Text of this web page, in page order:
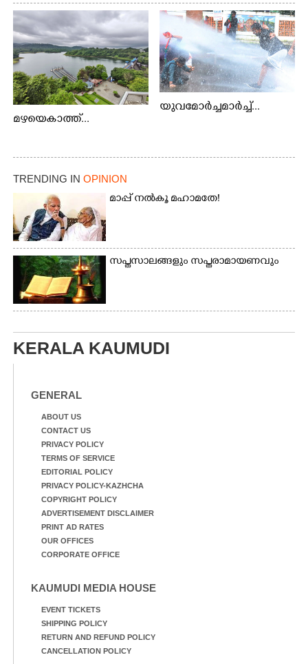
മഴയെകാത്ത്...
യുവമോർച്ചമാർച്ച്...
TRENDING IN OPINION
മാപ്പ് നൽകൂ മഹാമതേ!
സപ്തസാലങ്ങളും സപ്തരാമായണവും
KERALA KAUMUDI
GENERAL
ABOUT US
CONTACT US
PRIVACY POLICY
TERMS OF SERVICE
EDITORIAL POLICY
PRIVACY POLICY-KAZHCHA
COPYRIGHT POLICY
ADVERTISEMENT DISCLAIMER
PRINT AD RATES
OUR OFFICES
CORPORATE OFFICE
KAUMUDI MEDIA HOUSE
EVENT TICKETS
SHIPPING POLICY
RETURN AND REFUND POLICY
CANCELLATION POLICY